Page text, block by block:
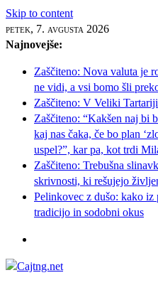
Skip to content
petek, 7. avgusta 2026
Najnovejše:
Zaščiteno: Nova valuta je
ne vidi, a vsi bomo šli
Zaščiteno: V Veliki
Zaščiteno: “Kakšen naj bi
kaj nas čaka, če bo plan
uspel?”, kar pa, kot trdi
Zaščiteno: Trebušna
skrivnosti, ki rešujejo
Pelinkovec z dušo: kako iz
tradicijo in sodobni okus